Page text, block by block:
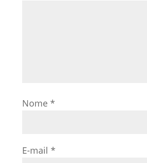
Nome *
E-mail *